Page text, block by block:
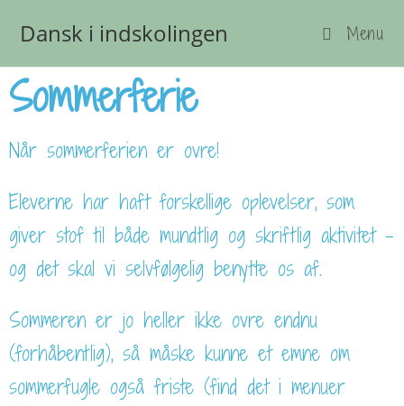
Dansk i indskolingen Menu
Sommerferie
Når sommerferien er ovre!
Eleverne har haft forskellige oplevelser, som
giver stof til både mundtlig og skriftlig aktivitet –
og det skal vi selvfølgelig benytte os af.
Sommeren er jo heller ikke ovre endnu
(forhåbentlig), så måske kunne et emne om
sommerfugle også friste (find det i menuer